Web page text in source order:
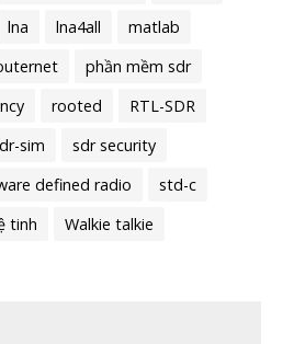
lna lna4all
matlab
phần mềm sdr
rooted
RTL-SDR
sim
sdr security
defined radio
std-c
tinh Walkie talkie